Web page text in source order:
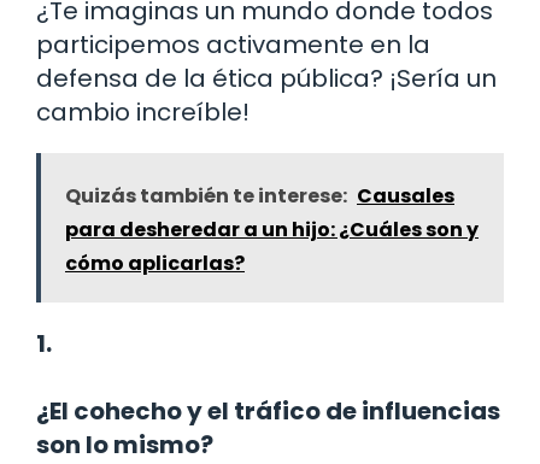
¿Te imaginas un mundo donde todos
participemos activamente en la
defensa de la ética pública? ¡Sería un
cambio increíble!
Quizás también te interese: Causales
para desheredar a un hijo: ¿Cuáles son y
cómo aplicarlas?
1.
¿El cohecho y el tráfico de influencias
son lo mismo?